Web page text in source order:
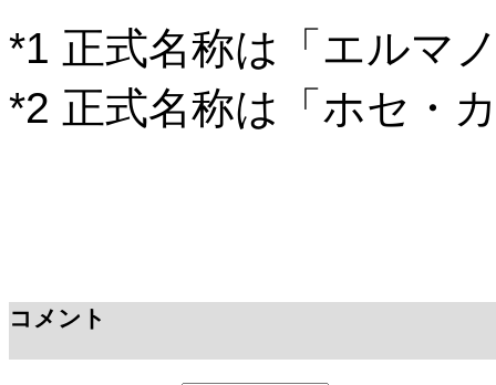
*1 正式名称は「エルマ
*2 正式名称は「ホセ・
コメント